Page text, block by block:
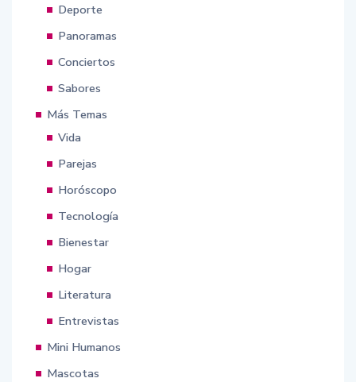
Deporte
Panoramas
Conciertos
Sabores
Más Temas
Vida
Parejas
Horóscopo
Tecnología
Bienestar
Hogar
Literatura
Entrevistas
Mini Humanos
Mascotas